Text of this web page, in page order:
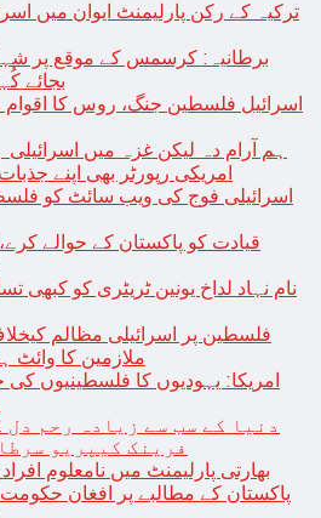
ترکیہ کے رکن پارلیمنٹ ایوان میں
برطانیہ: کرسمس کے موقع پر
بجائے
اسرائیل فلسطین جنگ، روس کا اقوام
ہم آرام دہ لیکن غزہ میں اسرائیلی
امریکی رپورٹر بھی اپنے
اسرائیلی فوج کی ویب سائٹ کو
نام نہاد لداخ یونین ٹریٹری کو کبھی
فلسطین پر اسرائیلی مظالم
ملازمین کا وائٹ
امریکا: یہودیوں کا فلسطینیوں
دنیا کے سب سے زیادہ رحم دل
فرینک کیپریو
بھارتی پارلیمنٹ میں نامعلوم
پاکستان کے مطالبے پر افغان